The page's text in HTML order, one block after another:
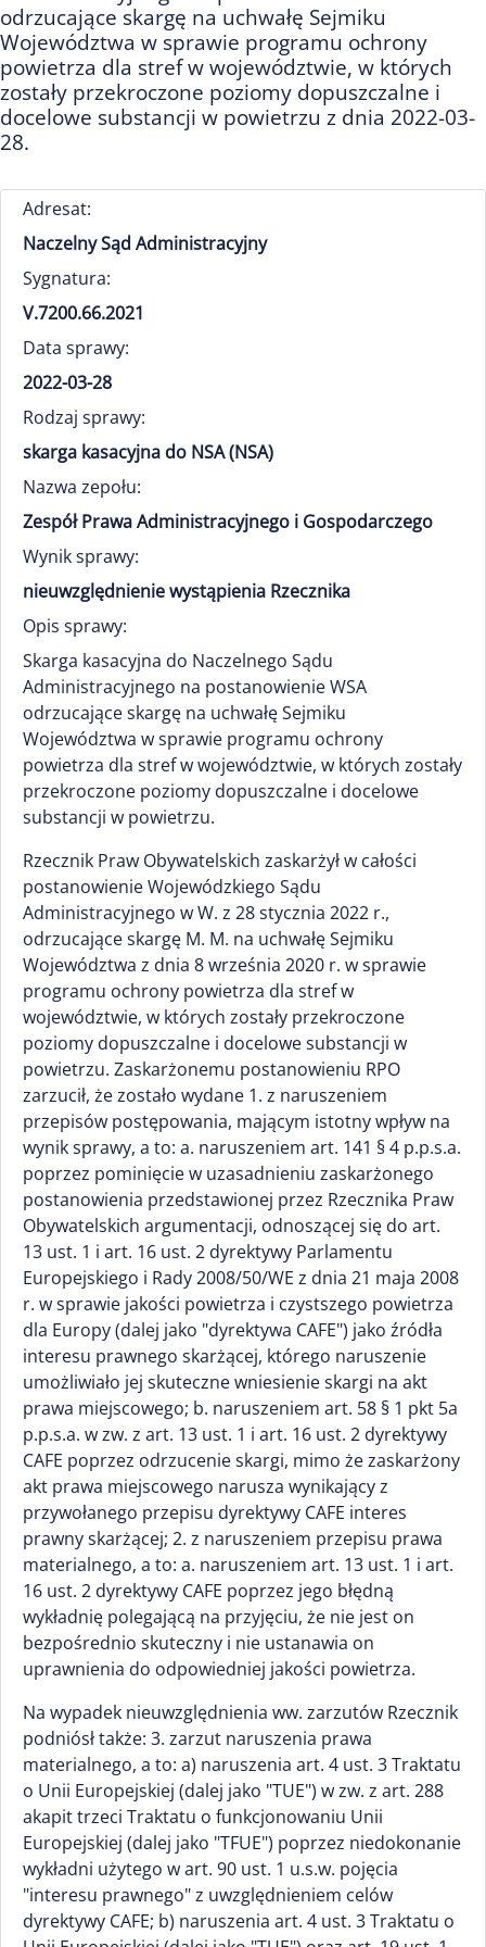
odrzucające skargę na uchwałę Sejmiku
Województwa w sprawie programu ochrony
powietrza dla stref w województwie, w których
zostały przekroczone poziomy dopuszczalne i
docelowe substancji w powietrzu z dnia 2022-03-
28.
Adresat:
Naczelny Sąd Administracyjny
Sygnatura:
V.7200.66.2021
Data sprawy:
2022-03-28
Rodzaj sprawy:
skarga kasacyjna do NSA (NSA)
Nazwa zepołu:
Zespół Prawa Administracyjnego i Gospodarczego
Wynik sprawy:
nieuwzględnienie wystąpienia Rzecznika
Opis sprawy:
Skarga kasacyjna do Naczelnego Sądu
Administracyjnego na postanowienie WSA
odrzucające skargę na uchwałę Sejmiku
Województwa w sprawie programu ochrony
powietrza dla stref w województwie, w których zostały
przekroczone poziomy dopuszczalne i docelowe
substancji w powietrzu.
Rzecznik Praw Obywatelskich zaskarżył w całości
postanowienie Wojewódzkiego Sądu
Administracyjnego w W. z 28 stycznia 2022 r.,
odrzucające skargę M. M. na uchwałę Sejmiku
Województwa z dnia 8 września 2020 r. w sprawie
programu ochrony powietrza dla stref w
województwie, w których zostały przekroczone
poziomy dopuszczalne i docelowe substancji w
powietrzu. Zaskarżonemu postanowieniu RPO
zarzucił, że zostało wydane 1. z naruszeniem
przepisów postępowania, mającym istotny wpływ na
wynik sprawy, a to: a. naruszeniem art. 141 § 4 p.p.s.a.
poprzez pominięcie w uzasadnieniu zaskarżonego
postanowienia przedstawionej przez Rzecznika Praw
Obywatelskich argumentacji, odnoszącej się do art.
13 ust. 1 i art. 16 ust. 2 dyrektywy Parlamentu
Europejskiego i Rady 2008/50/WE z dnia 21 maja 2008
r. w sprawie jakości powietrza i czystszego powietrza
dla Europy (dalej jako "dyrektywa CAFE") jako źródła
interesu prawnego skarżącej, którego naruszenie
umożliwiało jej skuteczne wniesienie skargi na akt
prawa miejscowego; b. naruszeniem art. 58 § 1 pkt 5a
p.p.s.a. w zw. z art. 13 ust. 1 i art. 16 ust. 2 dyrektywy
CAFE poprzez odrzucenie skargi, mimo że zaskarżony
akt prawa miejscowego narusza wynikający z
przywołanego przepisu dyrektywy CAFE interes
prawny skarżącej; 2. z naruszeniem przepisu prawa
materialnego, a to: a. naruszeniem art. 13 ust. 1 i art.
16 ust. 2 dyrektywy CAFE poprzez jego błędną
wykładnię polegającą na przyjęciu, że nie jest on
bezpośrednio skuteczny i nie ustanawia on
uprawnienia do odpowiedniej jakości powietrza.
Na wypadek nieuwzględnienia ww. zarzutów Rzecznik
podniósł także: 3. zarzut naruszenia prawa
materialnego, a to: a) naruszenia art. 4 ust. 3 Traktatu
o Unii Europejskiej (dalej jako "TUE") w zw. z art. 288
akapit trzeci Traktatu o funkcjonowaniu Unii
Europejskiej (dalej jako "TFUE") poprzez niedokonanie
wykładni użytego w art. 90 ust. 1 u.s.w. pojęcia
"interesu prawnego" z uwzględnieniem celów
dyrektywy CAFE; b) naruszenia art. 4 ust. 3 Traktatu o